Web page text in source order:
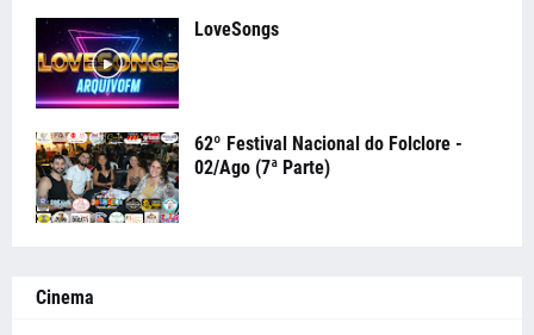
LoveSongs
62º Festival Nacional do Folclore -
02/Ago (7ª Parte)
Cinema